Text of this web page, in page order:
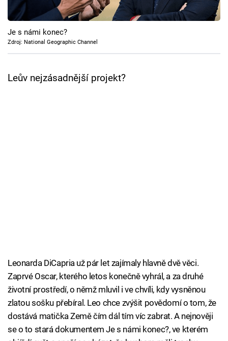
Pořady
TV Program
Je s námi konec?
Zdroj: National Geographic Channel
Leův nejzásadnější projekt?
Leonarda DiCapria už pár let zajímaly hlavně dvě věci.
Zaprvé Oscar, kterého letos konečně vyhrál, a za druhé
životní prostředí, o němž mluvil i ve chvíli, kdy vysněnou
zlatou sošku přebíral. Leo chce zvýšit povědomí o tom, že
dostává matička Země čím dál tím víc zabrat. A nejnověji
se o to stará dokumentem Je s námi konec?, ve kterém